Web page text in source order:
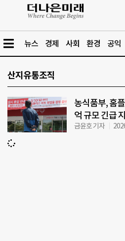
뉴스 경제 사회 환경 공익
산지유통조직
농식품부, 홈
억 규모 긴급
금윤호 기자